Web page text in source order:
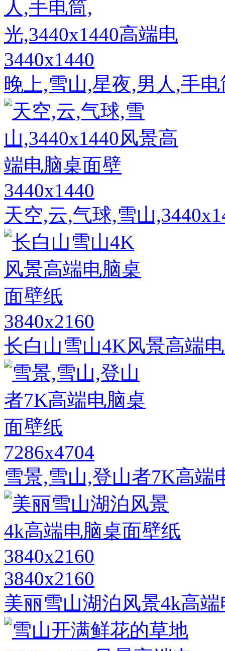
3440x1440
晚上,雪山,星夜,男人,手
3440x1440
天空,云,气球,雪山
3840x2160
长白山雪山4K风景高端
7286x4704
雪景,雪山,登山者7K高端
3840x2160
美丽雪山湖泊风景4k高